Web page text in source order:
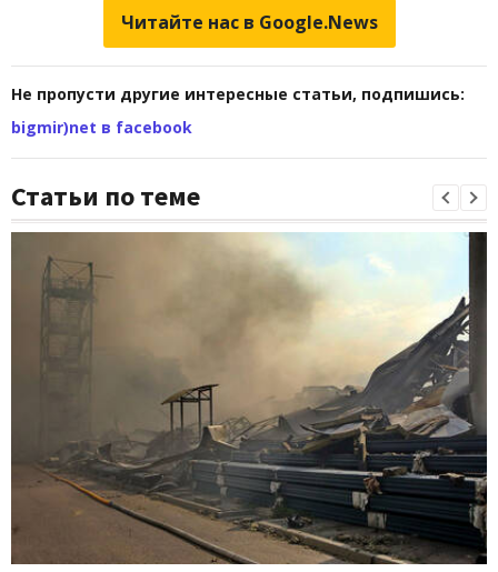
Читайте нас в Google.News
Не пропусти другие интересные статьи, подпишись:
bigmir)net в facebook
Статьи по теме